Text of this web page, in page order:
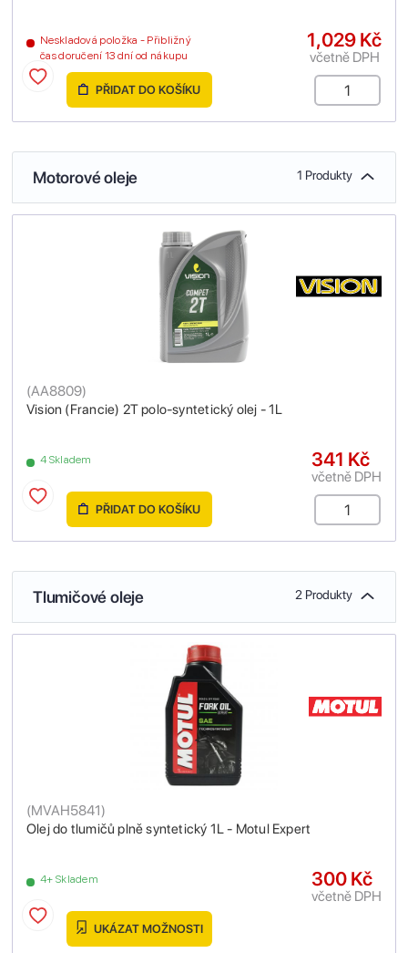
Neskladová položka - Přibližný
čas doručení 13 dní od nákupu
1,029 Kč
včetně DPH
PŘIDAT DO KOŠÍKU
Motorové oleje 1 Produkty
Vision (Francie) 2T polo-syntetický olej - 1L
(AA8809)
4 Skladem 341 Kč
včetně DPH
PŘIDAT DO KOŠÍKU
Tlumičové oleje 2 Produkty
Olej do tlumičů plně syntetický 1L - Motul Expert
(MVAH5841)
4+ Skladem 300 Kč
včetně DPH
UKÁZAT MOŽNOSTI